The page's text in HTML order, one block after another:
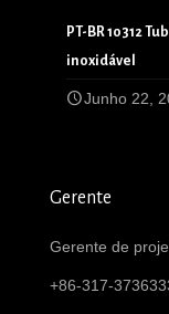
PT-BR 10312
inoxidável
Junho 22,
Gerente
Gerente de
+86-317-